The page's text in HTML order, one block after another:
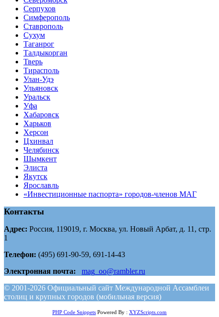
Серпухов
Симферополь
Ставрополь
Сухум
Таганрог
Tалдыкорган
Тверь
Тирасполь
Улан-Удэ
Ульяновск
Уральск
Уфа
Хабаровск
Харьков
Херсон
Цхинвал
Челябинск
Шымкент
Элиста
Якутск
Ярославль
«Инвестиционные паспорта» городов-членов МАГ
Контакты
Адрес: Россия, 119019, г. Москва, ул. Новый Арбат, д. 11, стр.
1
Телефон: (495) 691-90-59, 691-14-43
Электронная почта:
mag_oo@rambler.ru
© 2001-2026 Официальный сайт Международной Ассамблеи
столиц и крупных городов (мобильная версия)
PHP Code Snippets Powered By : XYZScripts.com